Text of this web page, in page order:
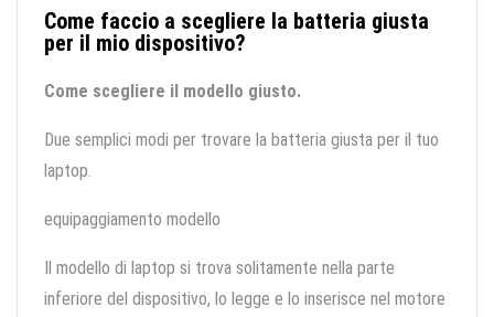
Come faccio a scegliere la batteria giusta
per il mio dispositivo?
Come scegliere il modello giusto.
Due semplici modi per trovare la batteria giusta per il tuo
laptop.
equipaggiamento modello
Il modello di laptop si trova solitamente nella parte
inferiore del dispositivo, lo legge e lo inserisce nel motore